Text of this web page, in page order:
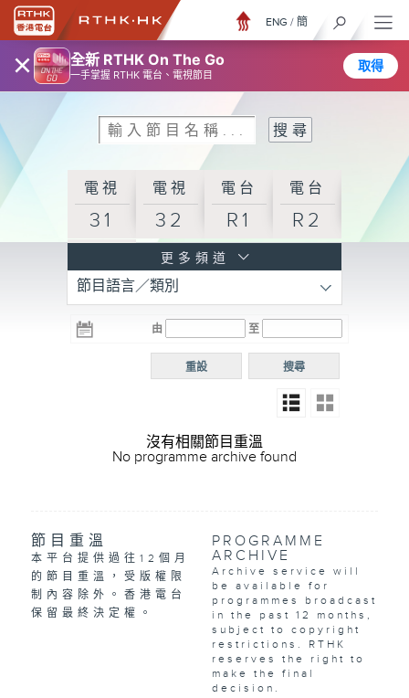
× 全新 RTHK On The Go
一手掌握 RTHK 電台、電視節目
取得
ENG / 簡
電視
31
電視
32
電台
R1
電台
R2
R3
電台 電台
R5
電台
普通
更多頻道
節目語言／類別
由 至
搜尋
重設
沒有相關節目重溫
No programme archive found
節目重溫
本平台提供過往12個月
的節目重溫，受版權限
制內容除外。香港電台
保留最終決定權。
PROGRAMME
ARCHIVE
Archive service will
be available for
programmes broadcast
in the past 12 months,
subject to copyright
restrictions. RTHK
reserves the right to
make the final
decision.